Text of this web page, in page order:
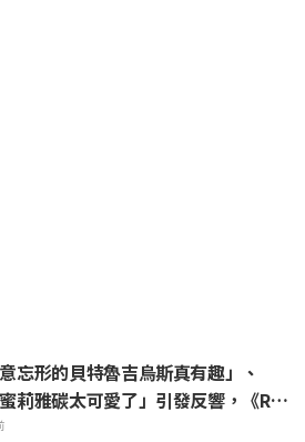
意忘形的貝特魯吉烏斯真有趣」、
蜜莉雅碳太可愛了」引發反響，《Re:
動畫10周年紀念活動視覺圖解禁